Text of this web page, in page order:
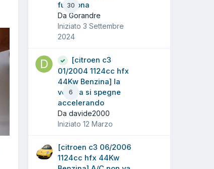
30
funziona
Da Gorandre
Iniziato 3 Settembre
2024
6
[citroen c3
01/2004 1124cc hfx
44Kw Benzina] la
vettura si spegne
accelerando
Da davide2000
Iniziato 12 Marzo
[citroen c3 06/2006
1124cc hfx 44Kw